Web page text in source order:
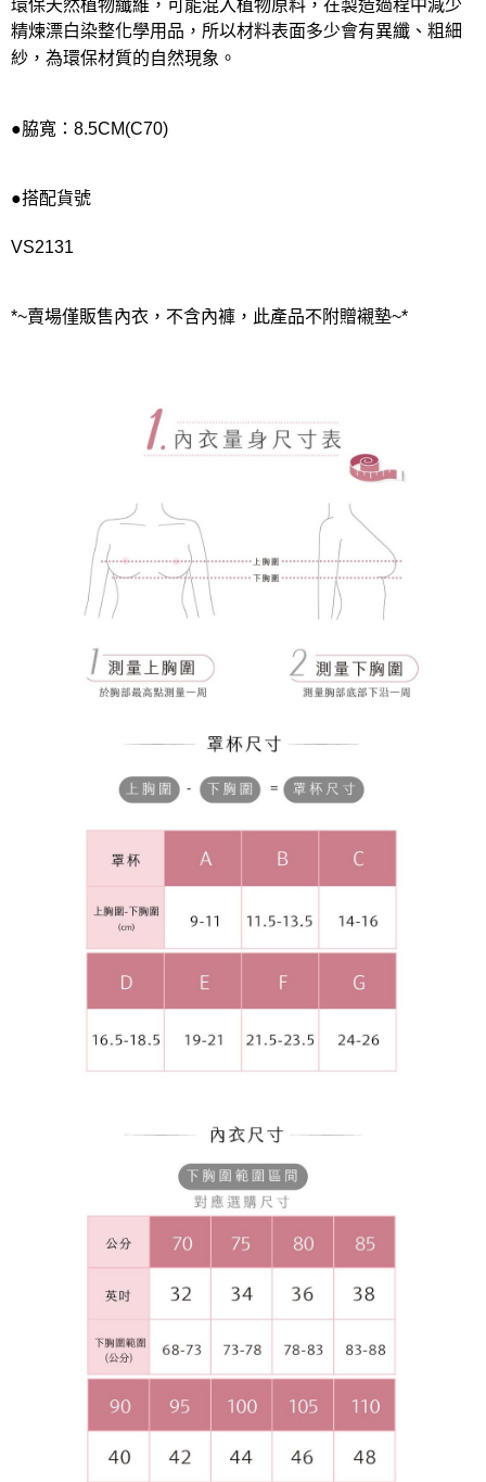
環保天然植物纖維，可能混入植物原料，在製造過程中減少
精煉漂白染整化學用品，所以材料表面多少會有異纖、粗細
紗，為環保材質的自然現象。
●脇寬：8.5CM(C70)
●搭配貨號
VS2131
*~賣場僅販售內衣，不含內褲，此產品不附贈襯墊~*